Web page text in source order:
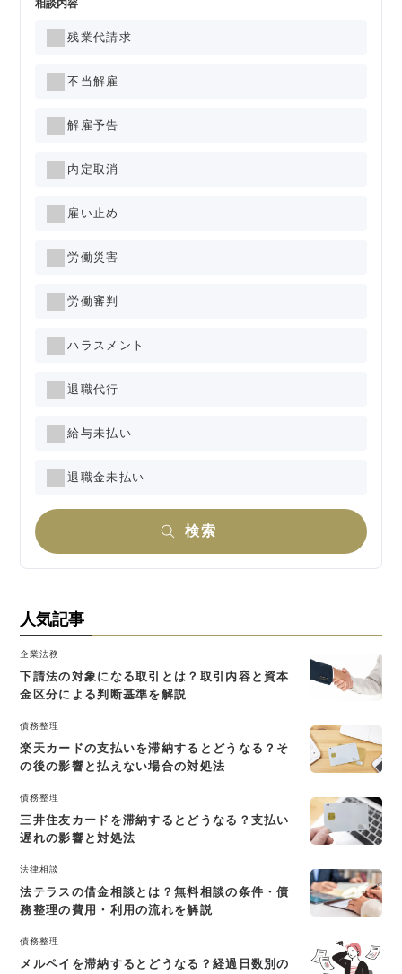
相談内容
残業代請求
不当解雇
解雇予告
内定取消
雇い止め
労働災害
労働審判
ハラスメント
退職代行
給与未払い
退職金未払い
検索
人気記事
企業法務
下請法の対象になる取引とは？取引内容と資本
金区分による判断基準を解説
債務整理
楽天カードの支払いを滞納するとどうなる？そ
の後の影響と払えない場合の対処法
債務整理
三井住友カードを滞納するとどうなる？支払い
遅れの影響と対処法
法律相談
法テラスの借金相談とは？無料相談の条件・債
務整理の費用・利用の流れを解説
債務整理
メルペイを滞納するとどうなる？経過日数別の